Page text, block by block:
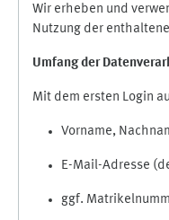
Wir erheben und
Nutzung der
Umfang der
Mit dem ersten Login
Vorname,
E-Mail-Adresse
ggf.